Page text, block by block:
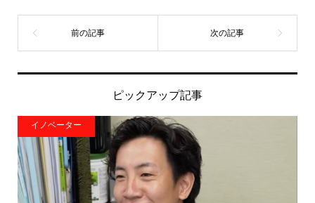
ピックアップ記事
イノベーター